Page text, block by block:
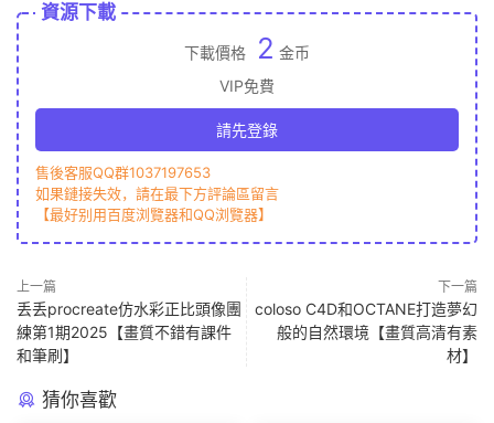
資源下載
下載價格 2 金币
VIP免費
請先登錄
售後客服QQ群1037197653
如果鏈接失效，請在最下方評論區留言
【最好别用百度浏覽器和QQ浏覽器】
上一篇
丢丢procreate仿水彩正比頭像團
練第1期2025【畫質不錯有課件
和筆刷】
下一篇
coloso C4D和OCTANE打造夢幻
般的自然環境【畫質高清有素
材】
猜你喜歡